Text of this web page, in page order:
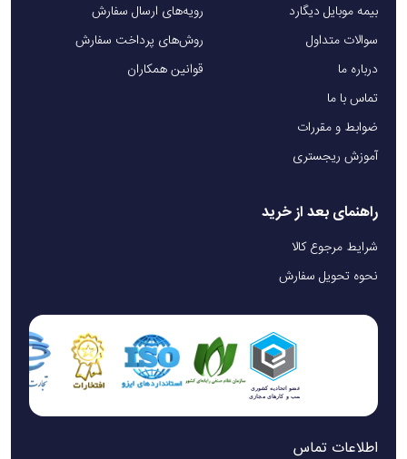
بیمه موبایل دیگارد
سوالات متداول
درباره ما
تماس با ما
ضوابط و مقررات
آموزش ریجستری
رویه‌های ارسال سفارش
روش‌های پرداخت سفارش
قوانین همکاران
راهنمای بعد از خرید
شرایط مرجوع کالا
نحوه تحویل سفارش
اطلاعات تماس